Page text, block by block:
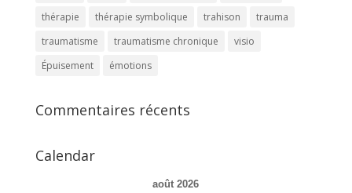
thérapie
thérapie symbolique trahison
trauma
traumatisme
traumatisme chronique
visio
Épuisement
émotions
Commentaires récents
Calendar
août 2026